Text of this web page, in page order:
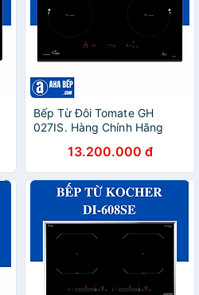
Bếp Từ Đôi Tomate GH
027IS. Hàng Chính Hãng
13.200.000 đ